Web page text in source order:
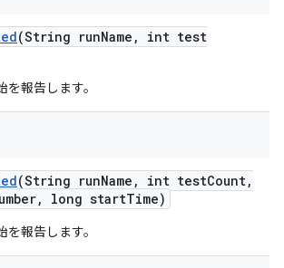
(String runName ,
int test
報告します。
(String runName , int testCount,
, long startTime)
報告します。